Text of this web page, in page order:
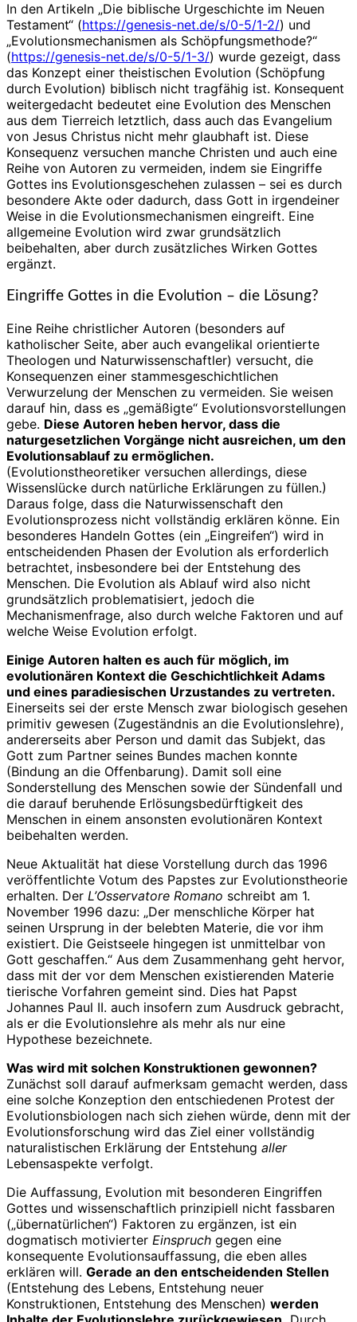
In den Artikeln „Die biblische Urgeschichte im Neuen
Testament“ (https://genesis-net.de/s/0-5/1-2/) und
„Evolutionsmechanismen als Schöpfungsmethode?“
(https://genesis-net.de/s/0-5/1-3/) wurde gezeigt, dass
das Konzept einer theistischen Evolution (Schöpfung
durch Evolution) biblisch nicht tragfähig ist. Konsequent
weitergedacht bedeutet eine Evolution des Menschen
aus dem Tierreich letztlich, dass auch das Evangelium
von Jesus Christus nicht mehr glaubhaft ist. Diese
Konsequenz versuchen manche Christen und auch eine
Reihe von Autoren zu vermeiden, indem sie Eingriffe
Gottes ins Evolutionsgeschehen zulassen – sei es durch
besondere Akte oder dadurch, dass Gott in irgendeiner
Weise in die Evolutionsmechanismen eingreift. Eine
allgemeine Evolution wird zwar grundsätzlich
beibehalten, aber durch zusätzliches Wirken Gottes
ergänzt.
Eingriffe Gottes in die Evolution – die Lösung?
Eine Reihe christlicher Autoren (besonders auf
katholischer Seite, aber auch evangelikal orientierte
Theologen und Naturwissenschaftler) versucht, die
Konsequenzen einer stammesgeschichtlichen
Verwurzelung der Menschen zu vermeiden. Sie weisen
darauf hin, dass es „gemäßigte“ Evolutionsvorstellungen
gebe. Diese Autoren heben hervor, dass die
naturgesetzlichen Vorgänge nicht ausreichen, um den
Evolutionsablauf zu ermöglichen.
(Evolutionstheoretiker versuchen allerdings, diese
Wissenslücke durch natürliche Erklärungen zu füllen.)
Daraus folge, dass die Naturwissenschaft den
Evolutionsprozess nicht vollständig erklären könne. Ein
besonderes Handeln Gottes (ein „Eingreifen“) wird in
entscheidenden Phasen der Evolution als erforderlich
betrachtet, insbesondere bei der Entstehung des
Menschen. Die Evolution als Ablauf wird also nicht
grundsätzlich problematisiert, jedoch die
Mechanismenfrage, also durch welche Faktoren und auf
welche Weise Evolution erfolgt.
Einige Autoren halten es auch für möglich, im
evolutionären Kontext die Geschichtlichkeit Adams
und eines paradiesischen Urzustandes zu vertreten.
Einerseits sei der erste Mensch zwar biologisch gesehen
primitiv gewesen (Zugeständnis an die Evolutionslehre),
andererseits aber Person und damit das Subjekt, das
Gott zum Partner seines Bundes machen konnte
(Bindung an die Offenbarung). Damit soll eine
Sonderstellung des Menschen sowie der Sündenfall und
die darauf beruhende Erlösungsbedürftigkeit des
Menschen in einem ansonsten evolutionären Kontext
beibehalten werden.
Neue Aktualität hat diese Vorstellung durch das 1996
veröffentlichte Votum des Papstes zur Evolutionstheorie
erhalten. Der L’Osservatore Romano schreibt am 1.
November 1996 dazu: „Der menschliche Körper hat
seinen Ursprung in der belebten Materie, die vor ihm
existiert. Die Geistseele hingegen ist unmittelbar von
Gott geschaffen.“ Aus dem Zusammenhang geht hervor,
dass mit der vor dem Menschen existierenden Materie
tierische Vorfahren gemeint sind. Dies hat Papst
Johannes Paul II. auch insofern zum Ausdruck gebracht,
als er die Evolutionslehre als mehr als nur eine
Hypothese bezeichnete.
Was wird mit solchen Konstruktionen gewonnen?
Zunächst soll darauf aufmerksam gemacht werden, dass
eine solche Konzeption den entschiedenen Protest der
Evolutionsbiologen nach sich ziehen würde, denn mit der
Evolutionsforschung wird das Ziel einer vollständig
naturalistischen Erklärung der Entstehung aller
Lebensaspekte verfolgt.
Die Auffassung, Evolution mit besonderen Eingriffen
Gottes und wissenschaftlich prinzipiell nicht fassbaren
(„übernatürlichen“) Faktoren zu ergänzen, ist ein
dogmatisch motivierter Einspruch gegen eine
konsequente Evolutionsauffassung, die eben alles
erklären will. Gerade an den entscheidenden Stellen
(Entstehung des Lebens, Entstehung neuer
Konstruktionen, Entstehung des Menschen) werden